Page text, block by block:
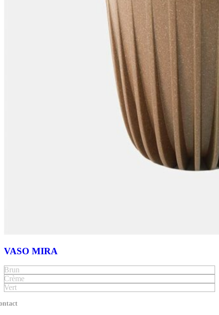
VASO MIRA
Brun
Crème
Vert